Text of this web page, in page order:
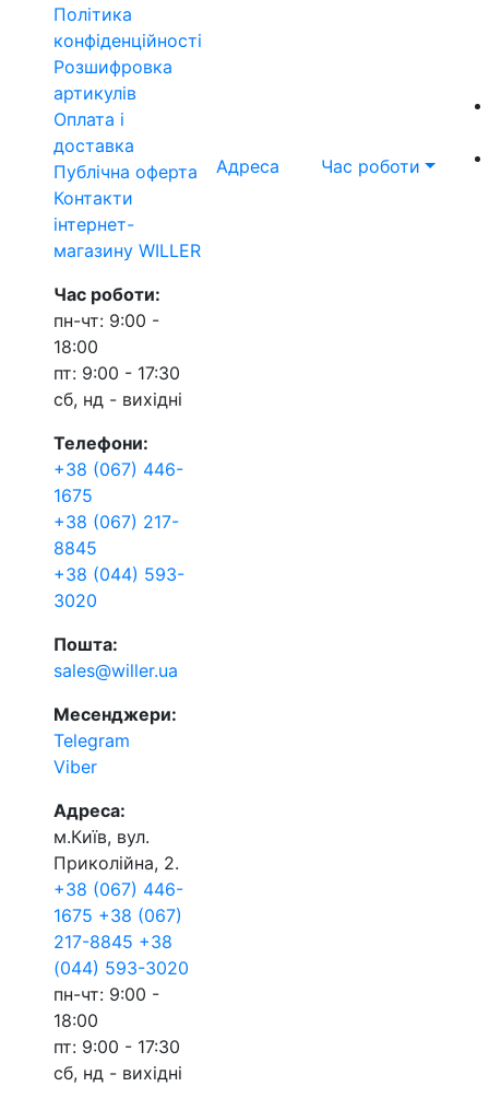
Політика
конфіденційності
Розшифровка
артикулів
Оплата і
доставка
Публічна оферта
Контакти
інтернет-
магазину WILLER
Час роботи:
пн-чт: 9:00 -
18:00
пт: 9:00 - 17:30
сб, нд - вихідні
Телефони:
+38 (067) 446-
1675
+38 (067) 217-
8845
+38 (044) 593-
3020
Пошта:
sales@willer.ua
Месенджери:
Telegram
Viber
Адреса:
м.Київ, вул.
Приколійна, 2.
+38 (067) 446-
1675 +38 (067)
217-8845 +38
(044) 593-3020
пн-чт: 9:00 -
18:00
пт: 9:00 - 17:30
сб, нд - вихідні
Адреса Час роботи